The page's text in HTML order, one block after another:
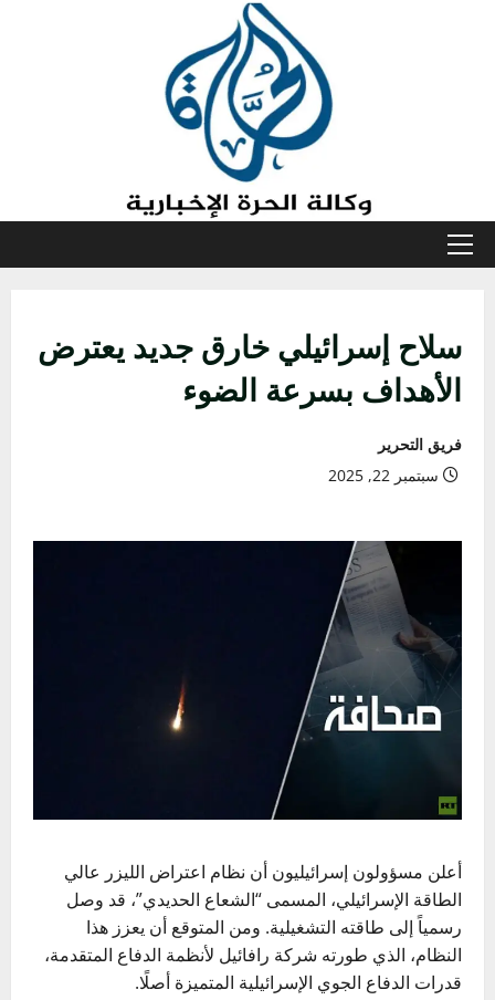
القائمة
سلاح إسرائيلي خارق جديد يعترض
الأهداف بسرعة الضوء
فريق التحرير
سبتمبر 22, 2025
أعلن مسؤولون إسرائيليون أن نظام اعتراض الليزر عالي
الطاقة الإسرائيلي، المسمى “الشعاع الحديدي”، قد وصل
رسمياً إلى طاقته التشغيلية. ومن المتوقع أن يعزز هذا
النظام، الذي طورته شركة رافائيل لأنظمة الدفاع المتقدمة،
قدرات الدفاع الجوي الإسرائيلية المتميزة أصلًا.